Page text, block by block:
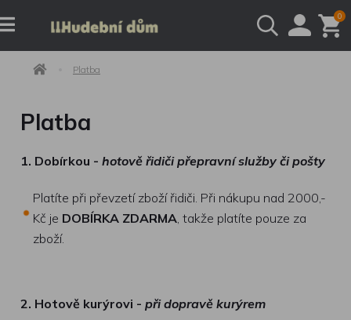
0
Platba
Platba
1. Dobírkou - hotově řidiči přepravní služby či pošty
Platíte při převzetí zboží řidiči. Při nákupu nad 2000,-
Kč je DOBÍRKA ZDARMA, takže platíte pouze za
zboží.
2. Hotově kurýrovi - při dopravě kurýrem